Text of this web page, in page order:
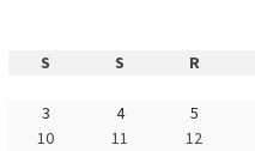
S
S R
3
4 5
10
11 12